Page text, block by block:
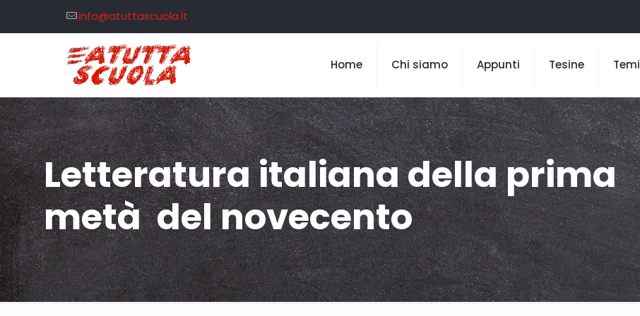
info@atuttascuola.it
Home Chi siamo Appunti Tesine Temi
Letteratura italiana della prima
metà del novecento